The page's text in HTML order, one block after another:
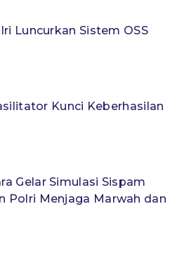
Luncurkan Sistem OSS
Kunci Keberhasilan
Gelar Simulasi Sispam
Polri Menjaga Marwah dan